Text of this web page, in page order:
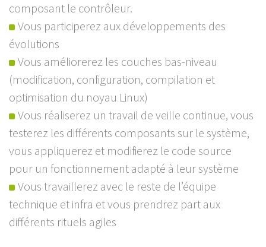
composant le contrôleur.
Vous participerez aux développements des
évolutions
Vous améliorerez les couches bas-niveau
(modification, configuration, compilation et
optimisation du noyau Linux)
Vous réaliserez un travail de veille continue, vous
testerez les différents composants sur le système,
vous appliquerez et modifierez le code source
pour un fonctionnement adapté à leur système
Vous travaillerez avec le reste de l’équipe
technique et infra et vous prendrez part aux
différents rituels agiles